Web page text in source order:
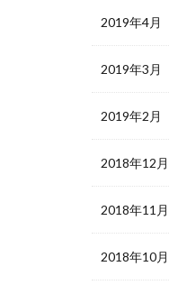
2019年4月
2019年3月
2019年2月
2018年12月
2018年11月
2018年10月